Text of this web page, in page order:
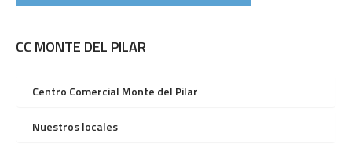
CC MONTE DEL PILAR
Centro Comercial Monte del Pilar
Nuestros locales